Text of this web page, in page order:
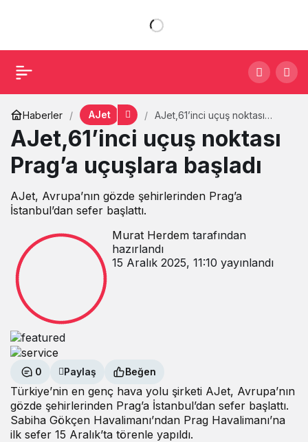
Haberler AJet
AJet,61’inci uçuş noktası
AJet,61’inci uçuş noktası
Prag’a uçuşlara başladı
AJet, Avrupa’nın gözde şehirlerinden Prag’a
İstanbul’dan sefer başlattı.
Murat Herdemtarafından
hazırlandı
15 Aralık 2025, 11:10 yayınlandı
0 Paylaş Beğen
Türkiye’nin en genç hava yolu şirketi AJet, Avrupa’nın
gözde şehirlerinden Prag’a İstanbul’dan sefer başlattı.
Sabiha Gökçen Havalimanı’ndan Prag Havalimanı’na
ilk sefer 15 Aralık’ta törenle yapıldı.